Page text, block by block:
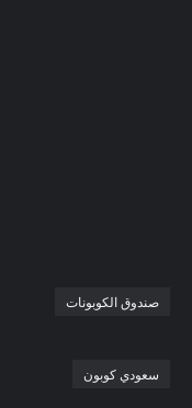
صندوق الكوبونات
سعودي كوبون